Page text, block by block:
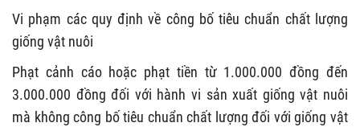
Vi phạm các quy định về công bố tiêu chuẩn chất lượng
giống vật nuôi
Phạt cảnh cáo hoặc phạt tiền từ 1.000.000 đồng đến
3.000.000 đồng đối với hành vi sản xuất giống vật nuôi
mà không công bố tiêu chuẩn chất lượng đối với giống vật